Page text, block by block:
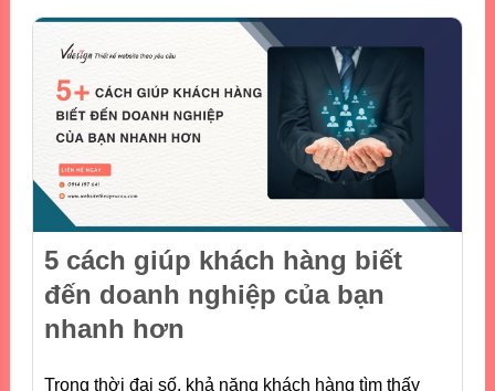
5 cách giúp khách hàng biết
đến doanh nghiệp của bạn
nhanh hơn
Trong thời đại số, khả năng khách hàng tìm thấy